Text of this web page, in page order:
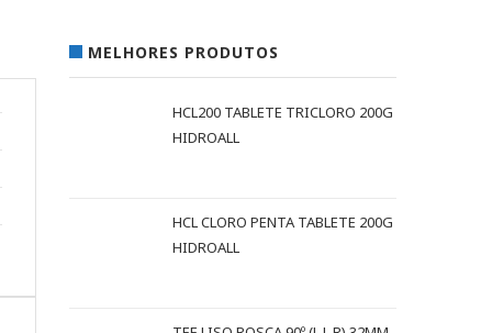
MELHORES PRODUTOS
HCL200 TABLETE TRICLORO 200G
HIDROALL
HCL CLORO PENTA TABLETE 200G
HIDROALL